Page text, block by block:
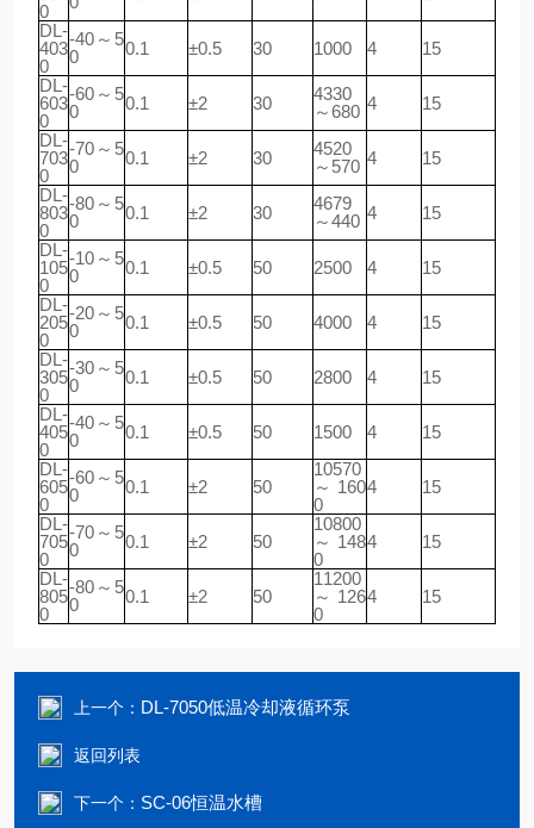
0
DL-
403
0
-40～5
0
0.1 ±0.5 30 1000 4
15
DL-
603
0
-60～5
0
0.1 ±2 30
4330
～680 4
15
DL-
703
0
-70～5
0
0.1 ±2 30
4520
～570 4
15
DL-
803
0
-80～5
0
0.1 ±2 30
4679
～440 4
15
DL-
105
0
-10～5
0
0.1 ±0.5 50 2500 4
15
DL-
205
0
-20～5
0
0.1 ±0.5 50 4000 4
15
DL-
305
0
-30～5
0
0.1 ±0.5 50 2800 4
15
DL-
405
0
-40～5
0
0.1 ±0.5 50 1500 4
15
DL-
605
0
-60～5
0
0.1 ±2 50
10570
～160
0
4
15
DL-
705
0
-70～5
0
0.1 ±2 50
10800
～148
0
4
15
DL-
805
0
-80～5
0
0.1 ±2 50
11200
～126
0
4 15
上一个： DL-7050低温冷却液循环泵
返回列表
下一个： SC-06恒温水槽